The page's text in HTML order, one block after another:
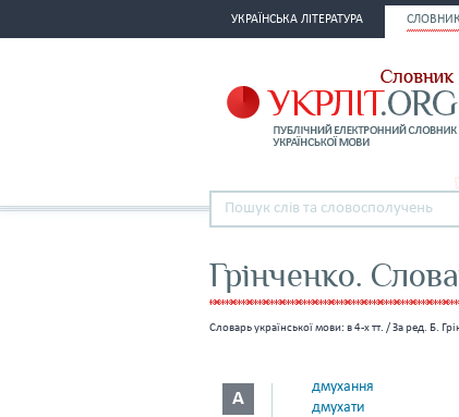
УКРАЇНСЬКА ЛІТЕРАТУРА СЛОВНИК
Грінченко.
Словарь української мови: в 4-х тт. / За ред. Б.
А
дмухання
дмухати